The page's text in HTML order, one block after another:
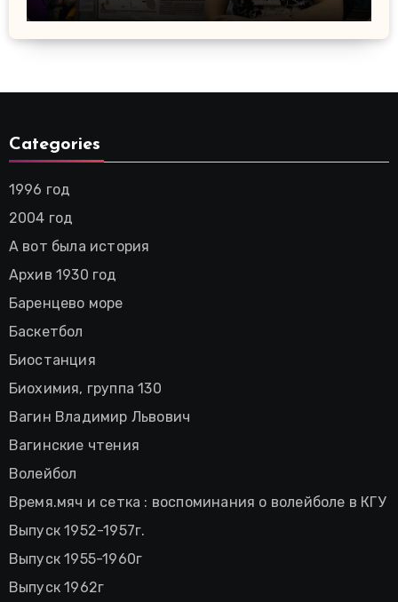
Categories
1996 год
2004 год
А вот была история
Архив 1930 год
Баренцево море
Баскетбол
Биостанция
Биохимия, группа 130
Вагин Владимир Львович
Вагинские чтения
Волейбол
Время.мяч и сетка : воспоминания о волейболе в КГУ
Выпуск 1952-1957г.
Выпуск 1955-1960г
Выпуск 1962г